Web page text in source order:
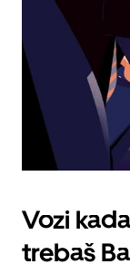
kalendara.
Vozi
trebaš